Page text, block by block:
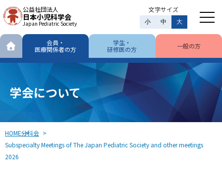
公益社団法人
日本小児科学会
Japan Pediatric Society
文字サイズ
小 中 大
会員・
医療関係者の方
学生・
研修医の方
一般の方
学会について
HOME分科会
Subspecialty Meetings of The Japan Pediatric Society and other meetings
2026